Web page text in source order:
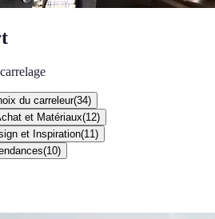
du carreleur(34)
et Matériaux(12)
et Inspiration(11 )
(10)